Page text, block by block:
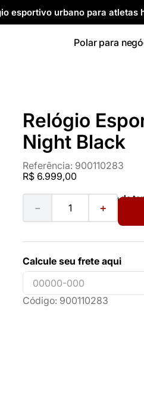
esportivo urbano para atletas
Polar para
Relógio
Night Black
Referência: 900110283
R$ 6.999,00
Ver guia de
＋
－
Calcule seu frete aqui
Código: 900110283